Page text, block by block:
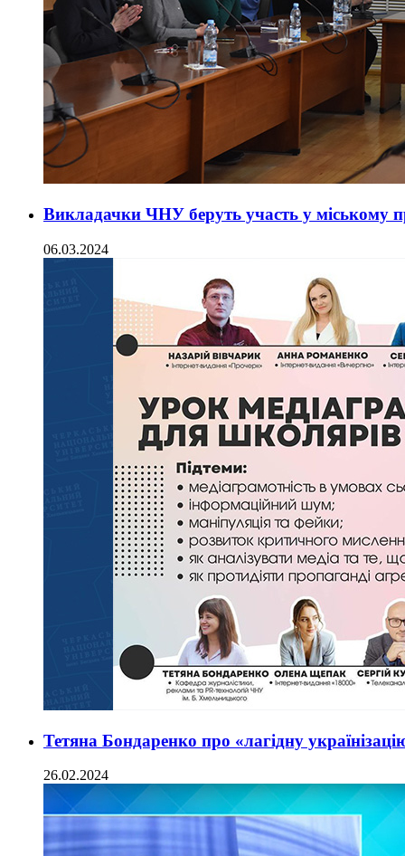
Викладачки ЧНУ беруть участь у міському
06.03.2024
Тетяна Бондаренко про «лагідну
26.02.2024